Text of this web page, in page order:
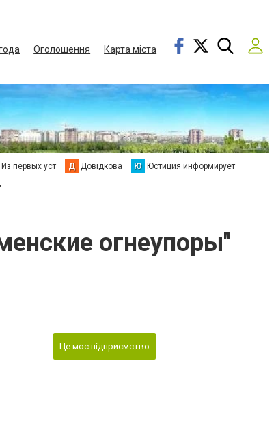
Оголошення
Карта міста
Из первых уст Д Довідкова Ю Юстиция информирует
огнеупоры"
Це моє підприємство